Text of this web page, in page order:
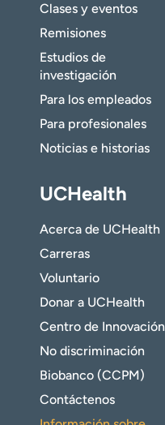
Clases y eventos
Remisiones
Estudios de
investigación
Para los empleados
Para profesionales
Noticias e historias
UCHealth
Acerca de UCHealth
Carreras
Voluntario
Donar a UCHealth
Centro de Innovación
No discriminación
Biobanco (CCPM)
Contáctenos